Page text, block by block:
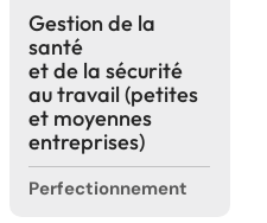
Gestion de la
santé
et de la sécurité
au travail (petites
et moyennes
entreprises)
Perfectionnement